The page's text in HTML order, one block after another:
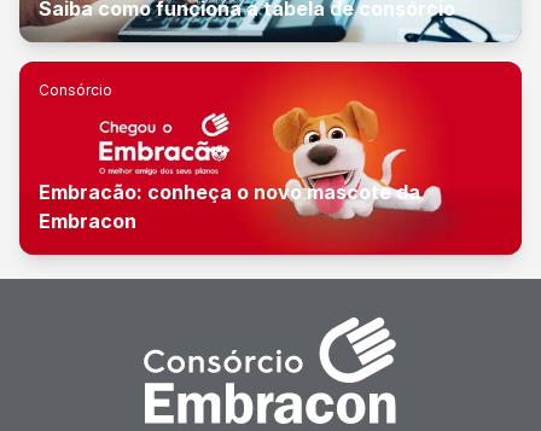
Saiba como funciona a tabela de consórcio
Consórcio
Embracão: conheça o novo mascote da
Embracon